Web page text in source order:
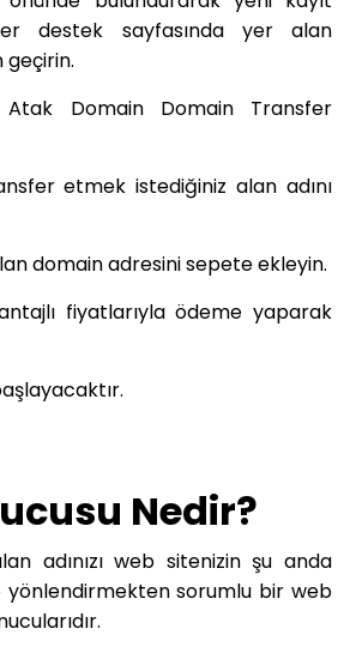
destek sayfasında yer alan
geçirin.
Atak Domain Domain Transfer
etmek istediğiniz alan adını
domain adresini sepete ekleyin.
fiyatlarıyla ödeme yaparak
Nedir?
adınızı web sitenizin şu anda
yönlendirmekten sorumlu bir web